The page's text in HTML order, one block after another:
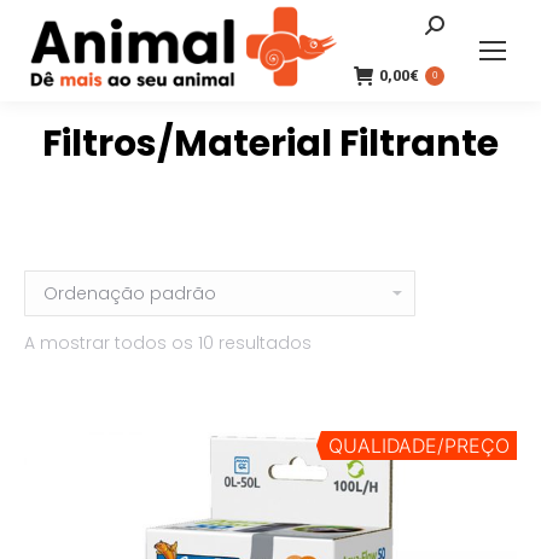
Search:
0,00€ 0
Filtros/Material Filtrante
A mostrar todos os 10 resultados
QUALIDADE/PREÇO